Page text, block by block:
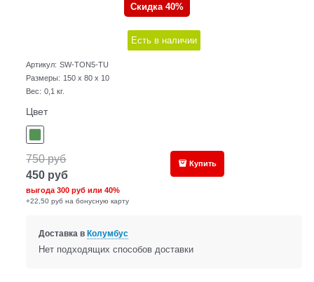
Скидка 40%
Есть в наличии
Артикул: SW-TON5-TU
Размеры: 150 x 80 x 10
Вес: 0,1 кг.
Цвет
750 руб
450 руб
выгода300 руб или40%
+22,50 руб на бонусную карту
Купить
Доставка в Колумбус
Нет подходящих способов доставки